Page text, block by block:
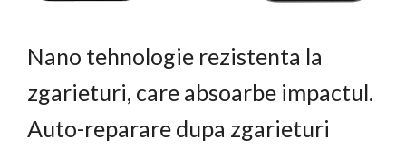
Nano tehnologie rezistenta la
zgarieturi, care absoarbe impactul.
Auto-reparare dupa zgarieturi